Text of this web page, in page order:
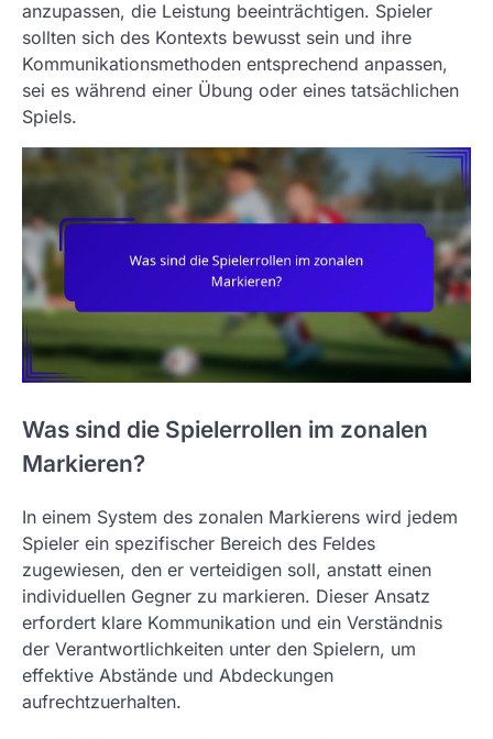
anzupassen, die Leistung beeinträchtigen. Spieler
sollten sich des Kontexts bewusst sein und ihre
Kommunikationsmethoden entsprechend anpassen,
sei es während einer Übung oder eines tatsächlichen
Spiels.
Was sind die Spielerrollen im zonalen
Markieren?
In einem System des zonalen Markierens wird jedem
Spieler ein spezifischer Bereich des Feldes
zugewiesen, den er verteidigen soll, anstatt einen
individuellen Gegner zu markieren. Dieser Ansatz
erfordert klare Kommunikation und ein Verständnis
der Verantwortlichkeiten unter den Spielern, um
effektive Abstände und Abdeckungen
aufrechtzuerhalten.